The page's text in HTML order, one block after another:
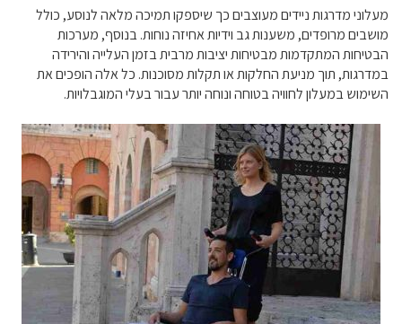
מעלוני מדרגות ניידים מעוצבים כך שיספקו תמיכה מלאה לנוסע, כולל
מושבים מרופדים, משענות גב וידיות אחיזה נוחות. בנוסף, מערכות
הבטיחות המתקדמות מבטיחות יציבות מרבית בזמן העלייה והירידה
במדרגות, תוך מניעת החלקות או תקלות מסוכנות. כל אלה הופכים את
השימוש במעלון לחוויה בטוחה ונוחה יותר עבור בעלי המוגבלויות.